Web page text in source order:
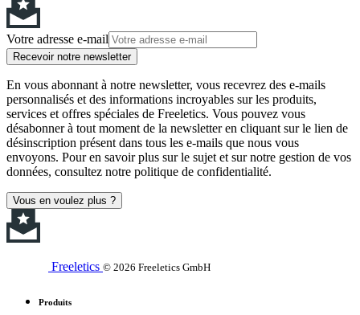
Votre adresse e-mail
Recevoir notre newsletter
En vous abonnant à notre newsletter, vous recevrez des e-mails
personnalisés et des informations incroyables sur les produits,
services et offres spéciales de Freeletics. Vous pouvez vous
désabonner à tout moment de la newsletter en cliquant sur le lien de
désinscription présent dans tous les e-mails que nous vous
envoyons. Pour en savoir plus sur le sujet et sur notre gestion de vos
données, consultez notre politique de confidentialité.
Vous en voulez plus ?
Freeletics © 2026 Freeletics GmbH
Produits